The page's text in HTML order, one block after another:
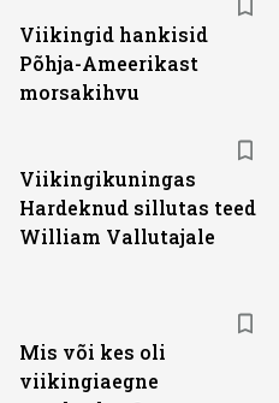
Viikingid hankisid
Põhja-Ameerikast
morsakihvu
Viikingikuningas
Hardeknud sillutas teed
William Vallutajale
Mis või kes oli
viikingiaegne